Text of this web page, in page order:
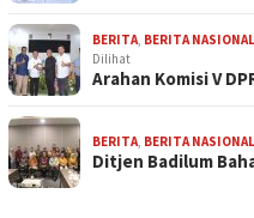
BERITA, BERITA NASIONAL
Dilihat
Arahan Komisi V
BERITA, BERITA NASIONAL
Ditjen Badilum